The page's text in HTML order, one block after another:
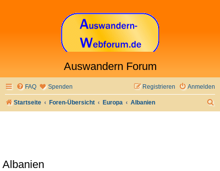
Auswandern Forum
FAQ Spenden Anmelden
Registrieren
Startseite Foren-Übersicht Europa Albanien
Albanien